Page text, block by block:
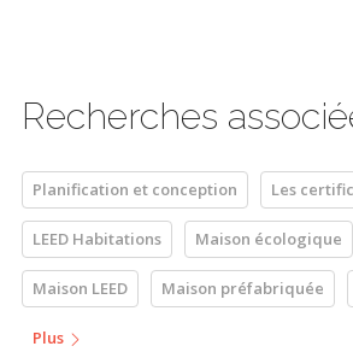
Recherches
Planification et conception Les
LEED Habitations Maison écologique
Maison LEED Maison préfabriquée
Plus